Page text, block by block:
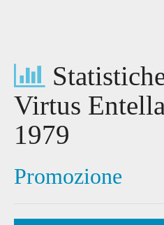
Virtus
1979
Promozione